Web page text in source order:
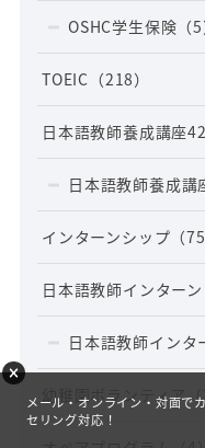
OSHC学生保険 （5
TOEIC （218）
日本語教師養成講座
日本語教師養成
インターンシップ （75
日本語教師インターン
日本語教師イン
幼稚園ボランティア（
メール・オンライン・対面で
セリング対応！